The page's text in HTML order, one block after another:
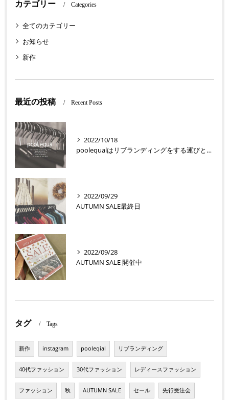
カテゴリー Categories
全てのカテゴリー
お知らせ
新作
最近の投稿 Recent Posts
2022/10/18
poolequalはリブランディングをする運びとなりました！
2022/09/29
AUTUMN SALE最終日
2022/09/28
AUTUMN SALE 開催中
タグ Tags
新作 instagram pooleqial リブランディング
40代ファッション 30代ファッション レディースファッション
ファッション 秋 AUTUMN SALE セール 先行受注会